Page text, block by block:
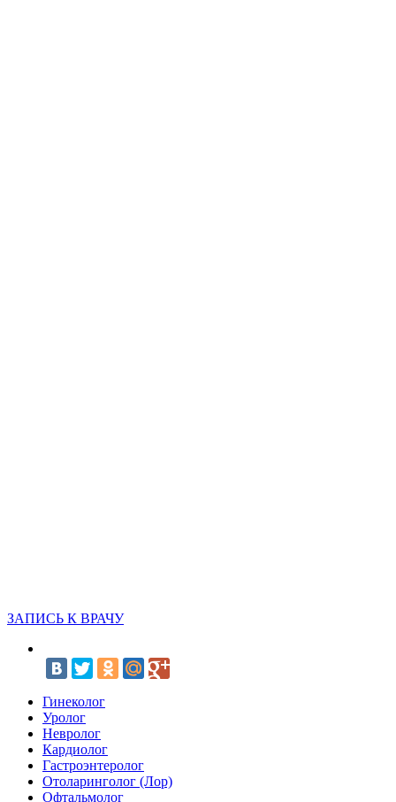
ЗАПИСЬ К ВРАЧУ
Гинеколог
Уролог
Невролог
Кардиолог
Гастроэнтеролог
Отоларинголог (Лор)
Офтальмолог